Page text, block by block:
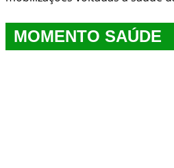
MOMENTO SAÚDE